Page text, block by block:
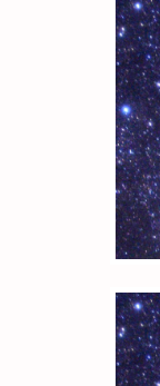
中
う
宙